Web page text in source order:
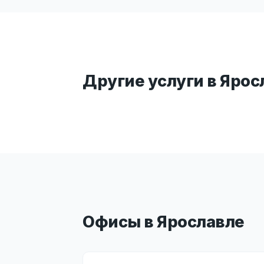
Другие услуги в
Офисы в Ярославле